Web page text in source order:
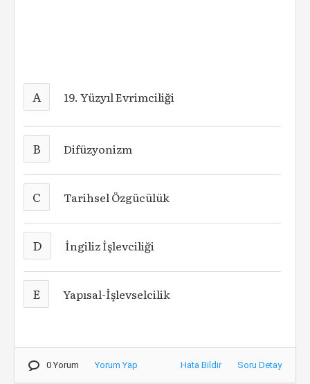
A 19. Yüzyıl Evrimciliği
B Difüzyonizm
C Tarihsel Özgücülük
D İngiliz İşlevciliği
E Yapısal-İşlevselcilik
0 Yorum Yorum Yap Hata Bildir Soru Detay